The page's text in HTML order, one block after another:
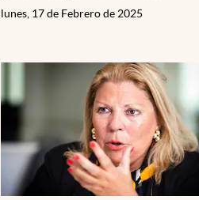
lunes, 17 de Febrero de 2025